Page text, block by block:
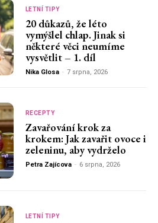
LETNÍ TIPY
20 důkazů, že léto
vymýšlel chlap. Jinak si
některé věci neumíme
vysvětlit – 1. díl
Nika Glosa - 7 srpna, 2026
RECEPTY
Zavařování krok za
krokem: Jak zavařit ovoce i
zeleninu, aby vydrželo
Petra Zajícova - 6 srpna, 2026
LETNÍ TIPY